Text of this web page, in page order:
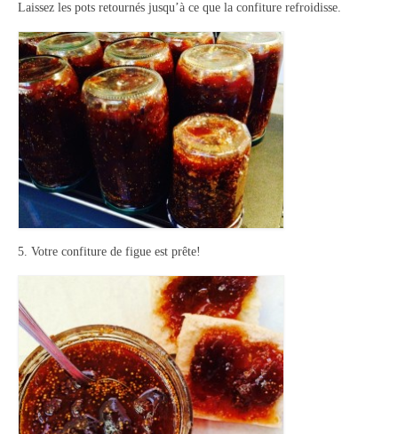
Laissez les pots retournés jusqu’à ce que la confiture refroidisse.
5. Votre confiture de figue est prête!